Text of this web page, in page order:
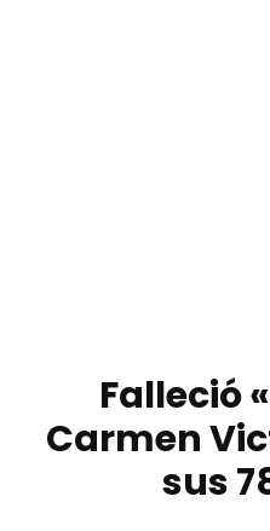
Falleció
Carmen
sus